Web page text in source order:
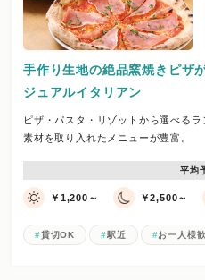
手作り生地の絶品窯焼きピザ
ジュアルイタリアン
ピザ・パスタ・リゾットから選べる
素材を取り入れたメニューが豊富。
平均
￥1,200～ ￥2,500～
貸切OK 駅近 お一人様